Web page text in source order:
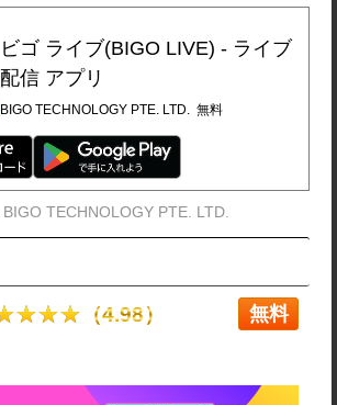
ビゴ ライブ(BIGO LIVE) ‐ ライブ
配信 アプリ
BIGO TECHNOLOGY PTE. LTD. 無料
BIGO TECHNOLOGY PTE. LTD.
無料